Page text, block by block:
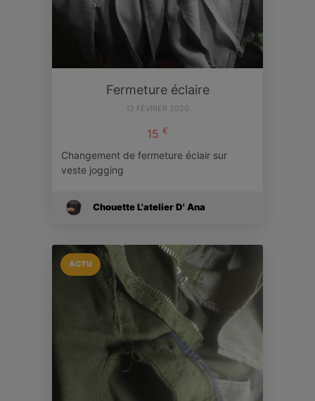
Fermeture éclaire
12 FÉVRIER 2020
15 €
Changement de fermeture éclair sur
veste jogging
Chouette L'atelier D' Ana
ACTU